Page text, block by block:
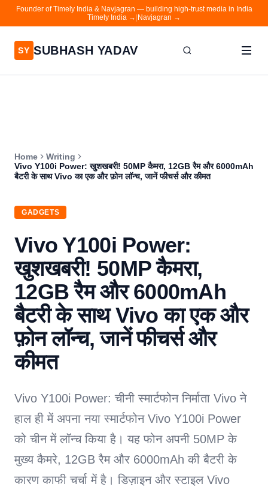
Founder of Timely India & Navjagran — building high-trust media in India
Timely India → Navjagran →
SY SUBHASH YADAV
Contact
Navjagran
Home
Writing
Vivo Y100i Power: खुशखबरी! 50MP कैमरा, 12GB रैम और 6000mAh
बैटरी के साथ Vivo का एक और फ़ोन लॉन्च, जानें फीचर्स और कीमत
GADGETS
Vivo Y100i Power:
खुशखबरी! 50MP कैमरा,
12GB रैम और 6000mAh
बैटरी के साथ Vivo का एक और
फ़ोन लॉन्च, जानें फीचर्स और
कीमत
Vivo Y100i Power: चीनी स्मार्टफोन निर्माता Vivo ने
हाल ही में अपना नया स्मार्टफोन Vivo Y100i Power
को चीन में लॉन्च किया है। यह फोन अपनी 50MP के
मुख्य कैमरे, 12GB रैम और 6000mAh की बैटरी के
कारण काफी चर्चा में है। डिज़ाइन और स्टाइल Vivo